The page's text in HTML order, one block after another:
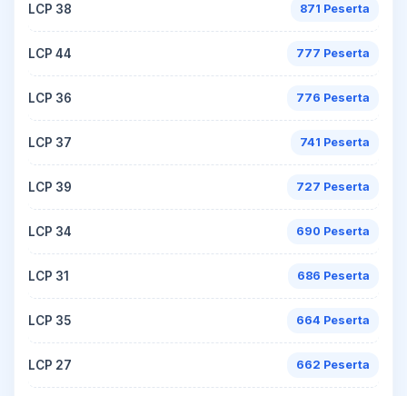
LCP 38 871 Peserta
LCP 44 777 Peserta
LCP 36 776 Peserta
LCP 37 741 Peserta
LCP 39 727 Peserta
LCP 34 690 Peserta
LCP 31 686 Peserta
LCP 35 664 Peserta
LCP 27 662 Peserta